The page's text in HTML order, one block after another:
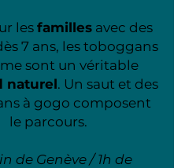
les famillesavec des
7 ans, les toboggans
sont un véritable
naturel. Un saut et des
à gogo composent
le parcours.
de Genève / 1h de